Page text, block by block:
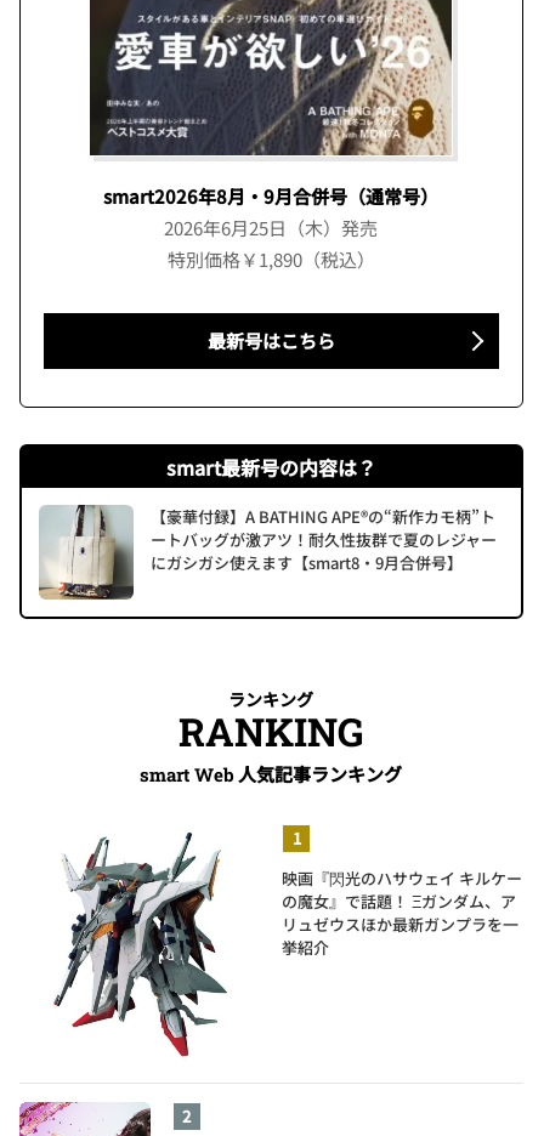
smart2026年8月・9月合併号（通常号）
2026年6月25日（木）発売
特別価格￥1,890（税込）
最新号はこちら
smart最新号の内容は？
【豪華付録】A BATHING APE®の“新作カモ柄”ト
ートバッグが激アツ！耐久性抜群で夏のレジャー
にガシガシ使えます【smart8・9月合併号】
ランキング
RANKING
smart Web 人気記事ランキング
映画『閃光のハサウェイ キルケー
の魔女』で話題！ Ξガンダム、ア
リュゼウスほか最新ガンプラを一
挙紹介